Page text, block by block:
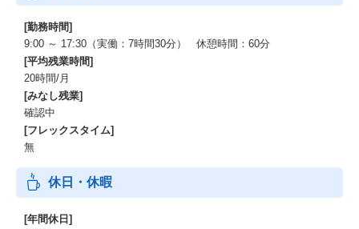
[勤務時間]
9:00 ～ 17:30（実働：7時間30分） 休憩時間：60分
[平均残業時間]
20時間/月
[みなし残業]
確認中
[フレックスタイム]
無
休日・休暇
[年間休日]